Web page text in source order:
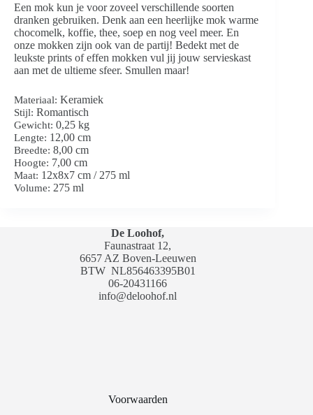
Een mok kun je voor zoveel verschillende soorten
dranken gebruiken. Denk aan een heerlijke mok warme
chocomelk, koffie, thee, soep en nog veel meer. En
onze mokken zijn ook van de partij! Bedekt met de
leukste prints of effen mokken vul jij jouw servieskast
aan met de ultieme sfeer. Smullen maar!
Materiaal: Keramiek
Stijl: Romantisch
Gewicht: 0,25 kg
Lengte: 12,00 cm
Breedte: 8,00 cm
Hoogte: 7,00 cm
Maat: 12x8x7 cm / 275 ml
Volume: 275 ml
De Loohof,
Faunastraat 12,
6657 AZ Boven-Leeuwen
BTW NL856463395B01
06-20431166
info@deloohof.nl
Voorwaarden